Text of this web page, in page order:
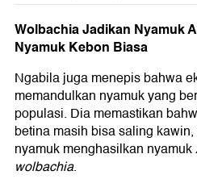
Wolbachia Jadikan Nyamuk
Nyamuk Kebon Biasa
Ngabila juga menepis bahwa
memandulkan nyamuk yang
populasi. Dia memastikan
betina masih bisa saling
nyamuk menghasilkan nyamuk
wolbachia.